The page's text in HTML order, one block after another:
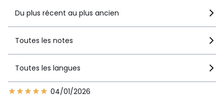
Du plus récent au plus ancien
Toutes les notes
Toutes les langues
04/01/2026